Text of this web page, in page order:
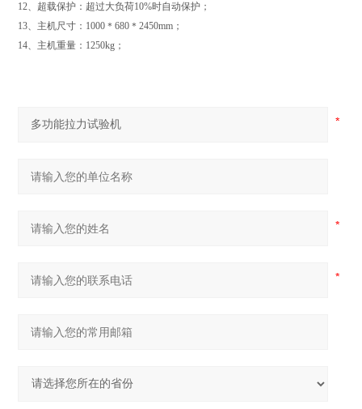
12、超载保护：超过大负荷10%时自动保护；
13、主机尺寸：1000＊680＊2450mm；
14、主机重量：1250kg；